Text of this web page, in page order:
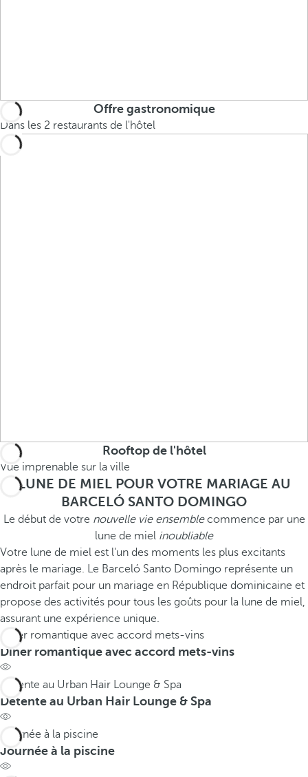
Offre gastronomique
Dans les 2 restaurants de l'hôtel
Rooftop de l'hôtel
Vue imprenable sur la ville
LUNE DE MIEL POUR VOTRE MARIAGE AU
BARCELÓ SANTO DOMINGO
Le début de votre nouvelle vie ensemblecommence par une
lune de miel inoubliable
Votre lune de miel est l'un des moments les plus excitants
après le mariage. Le Barceló Santo Domingo représente un
endroit parfait pour un mariage en République dominicaine et
propose des activités pour tous les goûts pour la lune de miel,
assurant une expérience unique.
Dîner romantique avec accord mets-vins
Dîner romantique avec accord mets-vins
Détente au Urban Hair Lounge & Spa
Détente au Urban Hair Lounge & Spa
Journée à la piscine
Journée à la piscine